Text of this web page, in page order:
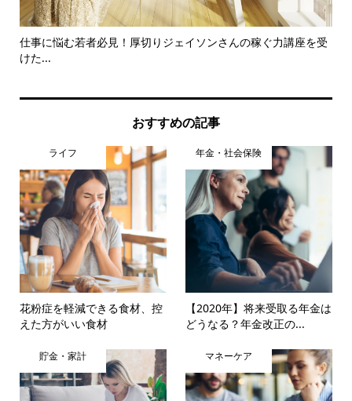
仕事に悩む若者必見！厚切りジェイソンさんの稼ぐ力講座を受
けた...
おすすめの記事
ライフ
花粉症を軽減できる食材、控
えた方がいい食材
年金・社会保険
【2020年】将来受取る年金は
どうなる？年金改正の...
貯金・家計 マネーケア